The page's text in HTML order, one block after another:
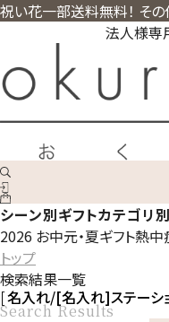
祝い花一部送料無料！ そ
法人様専
シーン別ギフトカテゴリ
2026 お中元・夏ギフト熱中
トップ
検索結果一覧
名入れ/[名入れ]ステーシ
Search Results